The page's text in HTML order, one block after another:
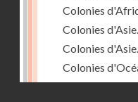
Colonies
Colonies
Colonies
Colonies
Colonies